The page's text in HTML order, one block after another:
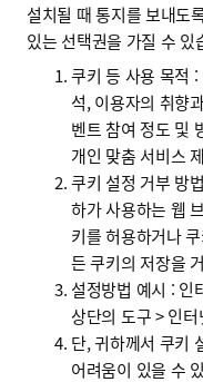
설치될 때 통지를 보내도
있는 선택권을 가질 수 있
쿠키 등 사용 목적
석, 이용자의 취향
벤트 참여 정도 및
개인 맞춤 서비스
쿠키 설정 거부 방
하가 사용하는 웹
키를 허용하거나
든 쿠키의 저장을
설정방법 예시 :
상단의 도구 > 인
단, 귀하께서 쿠키
어려움이 있을 수